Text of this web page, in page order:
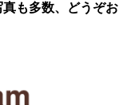
も多数、どうぞお